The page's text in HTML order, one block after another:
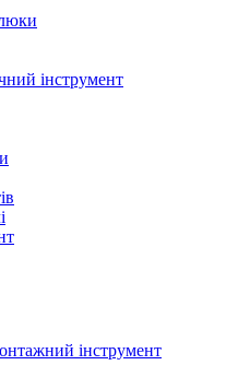
люки
інструмент
інструмент